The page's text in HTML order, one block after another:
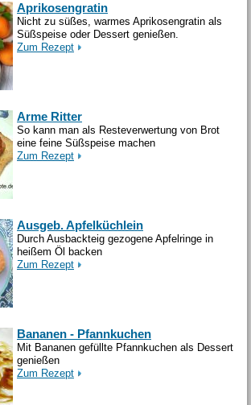
Aprikosengratin
Nicht zu süßes, warmes Aprikosengratin als
Süßspeise oder Dessert genießen.
Zum Rezept
Arme Ritter
So kann man als Resteverwertung von Brot
eine feine Süßspeise machen
Zum Rezept
Ausgeb. Apfelküchlein
Durch Ausbackteig gezogene Apfelringe in
heißem Öl backen
Zum Rezept
Bananen - Pfannkuchen
Mit Bananen gefüllte Pfannkuchen als Dessert
genießen
Zum Rezept